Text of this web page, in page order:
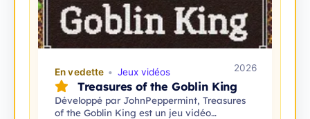
2026
En vedette Jeux vidéos
Treasures of the Goblin King
Développé par JohnPeppermint, Treasures
of the Goblin King est un jeu vidéo